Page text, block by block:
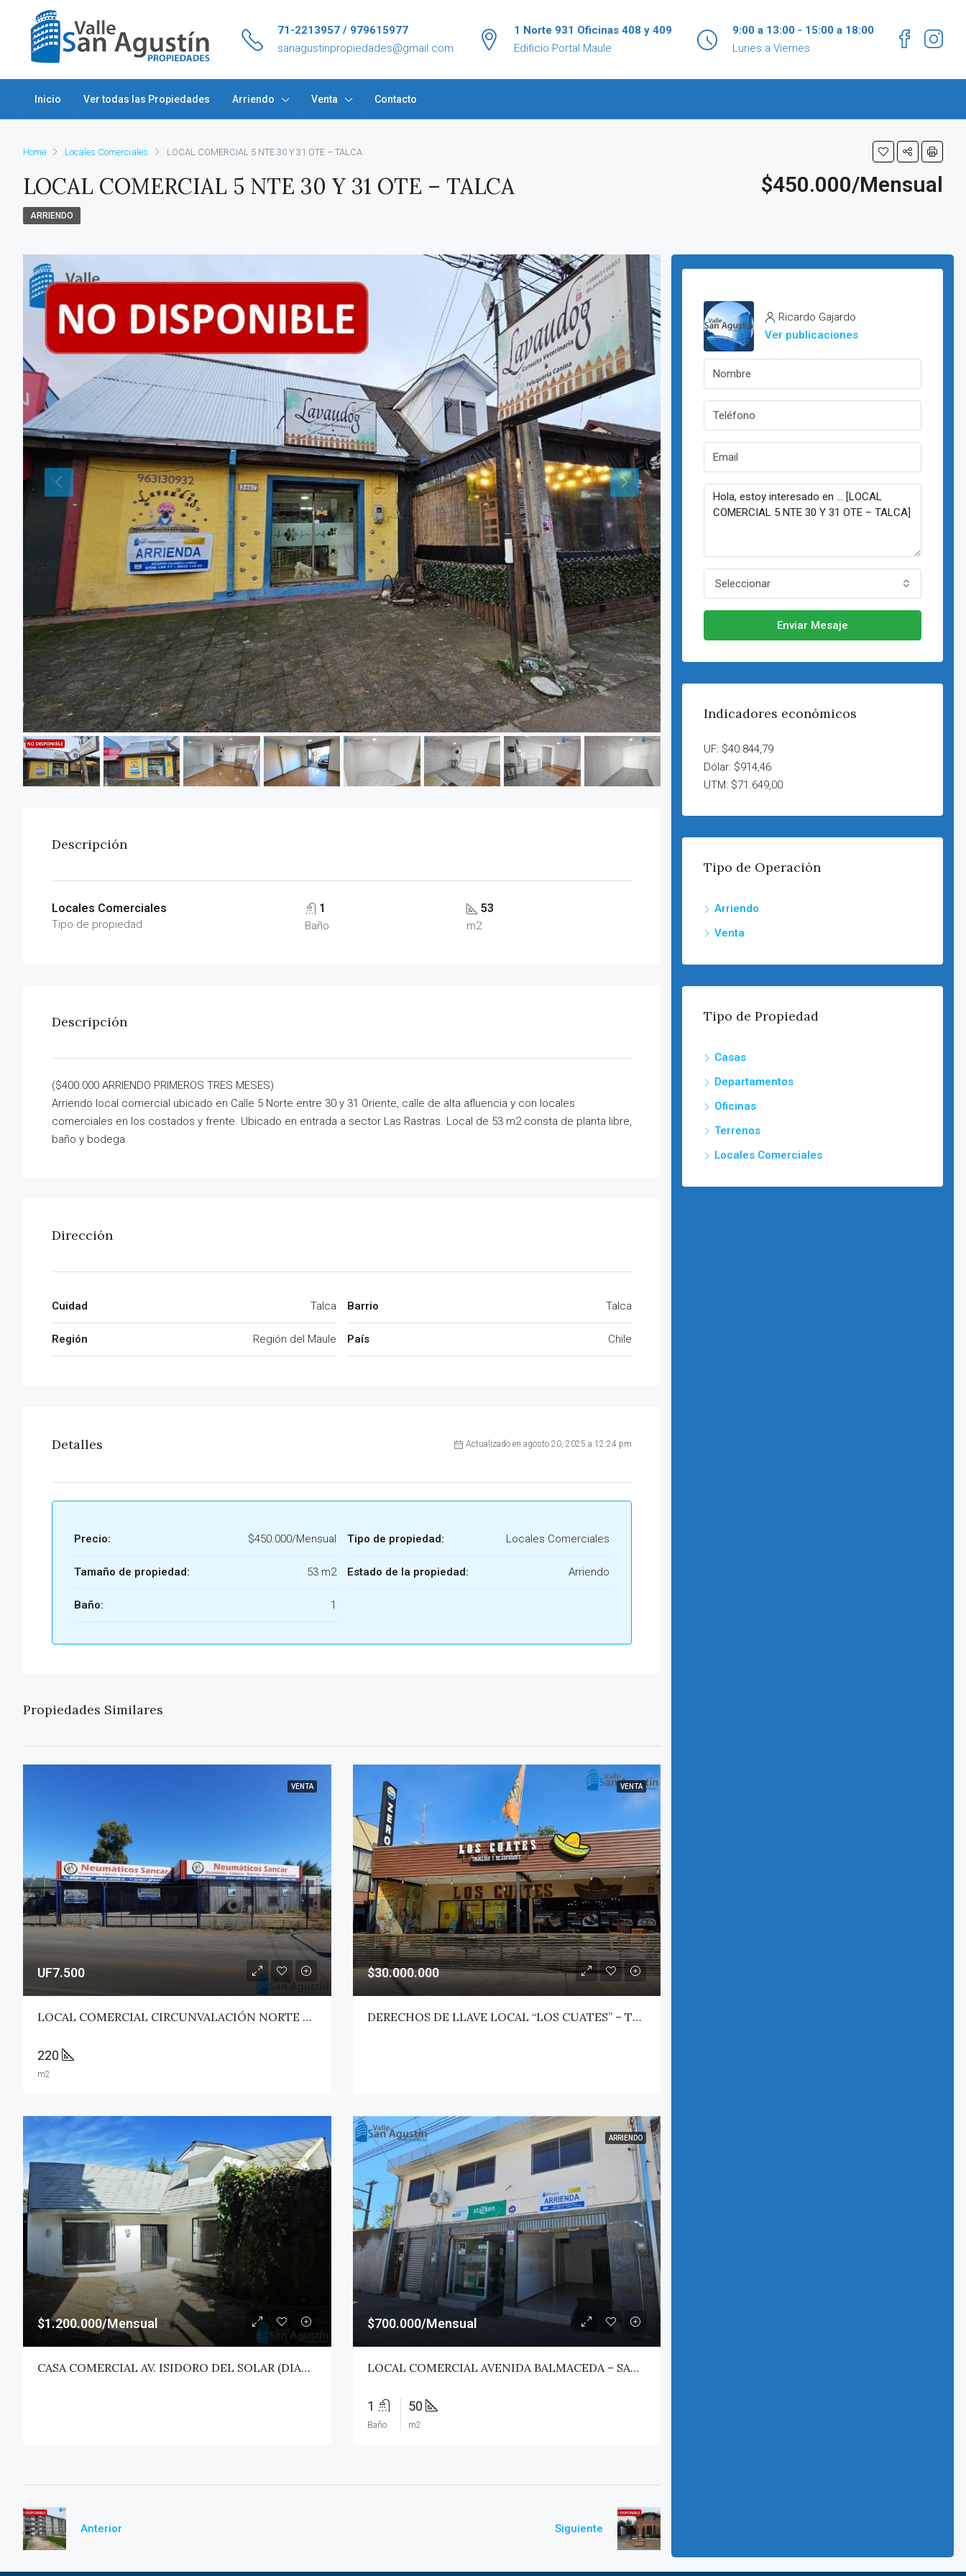
71-2213957 / 979615977
sanagustinpropiedades@gmail.com
1 Norte 931 Oficinas 408 y 409
Edificio Portal Maule
9:00 a 13:00 - 15:00 a 18:00
Lunes a Viernes
Inicio Ver todas las Propiedades Arriendo Venta Contacto
Home Locales Comerciales LOCAL COMERCIAL 5 NTE 30 Y 31 OTE – TALCA
LOCAL COMERCIAL 5 NTE 30 Y 31 OTE – TALCA $450.000/Mensual
ARRIENDO
Descripción
Locales Comerciales
Tipo de propiedad
1
Baño
53
m2
Descripción
($400.000 ARRIENDO PRIMEROS TRES MESES)
Arriendo local comercial ubicado en Calle 5 Norte entre 30 y 31 Oriente, calle de alta afluencia y con locales
comerciales en los costados y frente. Ubicado en entrada a sector Las Rastras. Local de 53 m2 consta de planta libre,
baño y bodega.
Dirección
Cuidad Talca
Región Región del Maule
Barrio Talca
País Chile
Detalles Actualizado en agosto 20, 2025 a 12:24 pm
Precio: $450.000/Mensual
Tamaño de propiedad: 53 m2
Baño: 1
Tipo de propiedad: Locales Comerciales
Estado de la propiedad: Arriendo
Propiedades Similares
VENTA
UF7.500
LOCAL COMERCIAL CIRCUNVALACIÓN NORTE – TALCA
220
m2
VENTA
$30.000.000
DERECHOS DE LLAVE LOCAL “LOS CUATES” – TALCA
$1.200.000/Mensual
CASA COMERCIAL AV. ISIDORO DEL SOLAR (DIAGONAL) – TALCA
ARRIENDO
$700.000/Mensual
LOCAL COMERCIAL AVENIDA BALMACEDA – SAN JAVIER
1
Baño
50
m2
Anterior Siguiente
Ricardo Gajardo
Ver publicaciones
Seleccionar
Enviar Mesaje
Indicadores económicos
UF: $40.844,79
Dólar: $914,46
UTM: $71.649,00
Tipo de Operación
Arriendo
Venta
Tipo de Propiedad
Casas
Departamentos
Oficinas
Terrenos
Locales Comerciales